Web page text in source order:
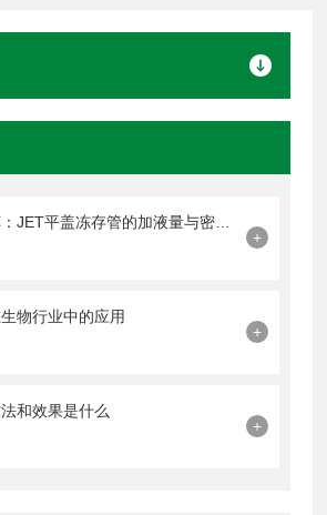
+
物行业中的应用
+
和效果是什么
+